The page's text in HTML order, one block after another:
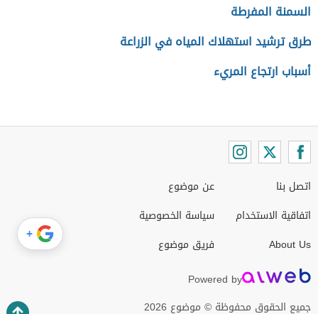
السمنة المفرطة
طرق ترشيد استهلاك المياه في الزراعة
أسباب ارتجاع المريء
اتصل بنا
اتفاقية الاستخدام
About Us
عن موضوع
سياسة الخصوصية
فريق موضوع
Powered by
جميع الحقوق محفوظة © موضوع 2026
+